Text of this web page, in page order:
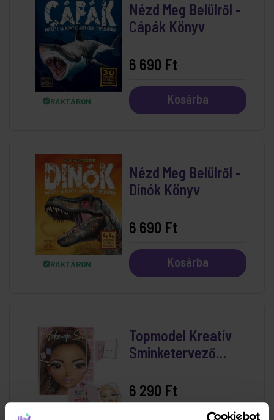
RAKTÁRON
Nézd Meg Belülről -
Cápák Könyv
6 690 Ft
Kosárba
RAKTÁRON
Nézd Meg Belülről -
Dínók Könyv
6 690 Ft
Kosárba
Topmodel Kreatív
Sminketervező
6 290 Ft